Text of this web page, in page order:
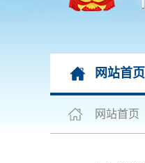
网站首页
网站首页